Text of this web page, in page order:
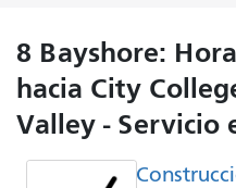
8 Bayshore:
hacia City
Valley - Servicio